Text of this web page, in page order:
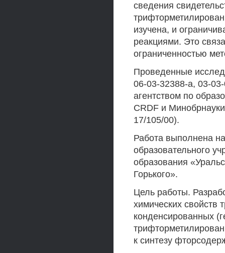
сведения
изучена, и
реакциями. Это
ограниченностью
Проведенные
06-03-32388-а, 03-
агентством по
CRDF и
17/105/00).
Работа выполнена
образовательного
образования
Горького».
Цель работы.
химических свойств
конденсированных
к синтезу